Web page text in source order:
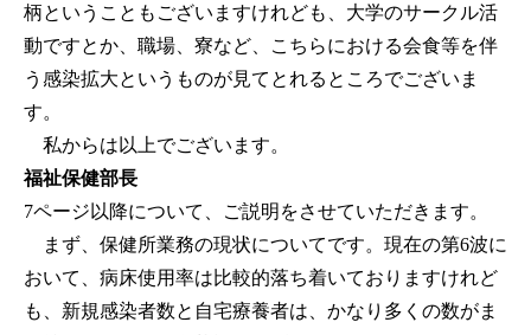
柄ということもございますけれども、大学のサークル活
動ですとか、職場、寮など、こちらにおける会食等を伴
う感染拡大というものが見てとれるところでございま
す。
私からは以上でございます。
福祉保健部長
7ページ以降について、ご説明をさせていただきます。
まず、保健所業務の現状についてです。現在の第6波に
おいて、病床使用率は比較的落ち着いておりますけれど
も、新規感染者数と自宅療養者は、かなり多くの数がま